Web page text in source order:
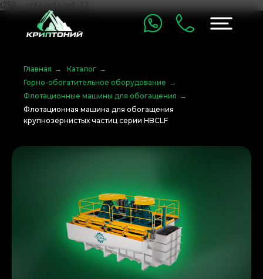
t758__col t-col t-col_12
Главная → Каталог →
Горно-обогатительное оборудование →
Флотационные машины для обогащения →
Флотационная машина для обогащения
крупнозернистых частиц серии HBCLF